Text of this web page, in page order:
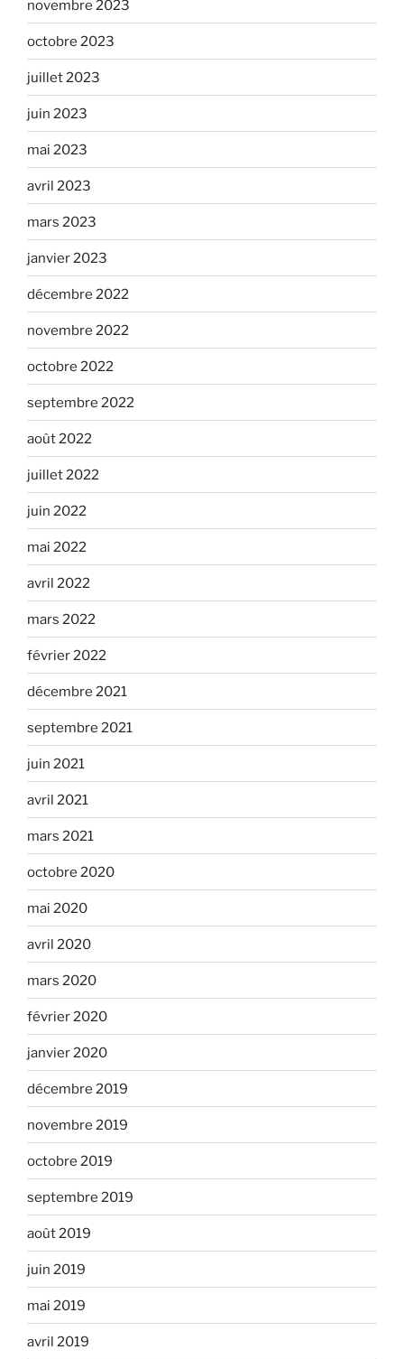
novembre 2023
octobre 2023
juillet 2023
juin 2023
mai 2023
avril 2023
mars 2023
janvier 2023
décembre 2022
novembre 2022
octobre 2022
septembre 2022
août 2022
juillet 2022
juin 2022
mai 2022
avril 2022
mars 2022
février 2022
décembre 2021
septembre 2021
juin 2021
avril 2021
mars 2021
octobre 2020
mai 2020
avril 2020
mars 2020
février 2020
janvier 2020
décembre 2019
novembre 2019
octobre 2019
septembre 2019
août 2019
juin 2019
mai 2019
avril 2019